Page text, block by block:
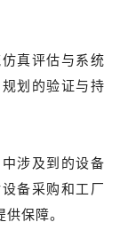
真评估与系统
划的验证与持
涉及到的设备
备采购和工厂
保障。